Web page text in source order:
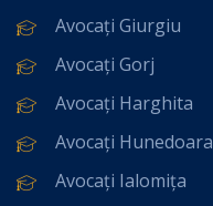
Avocați Giurgiu
Avocați Gorj
Avocați Harghita
Avocați Hunedoara
Avocați Ialomița